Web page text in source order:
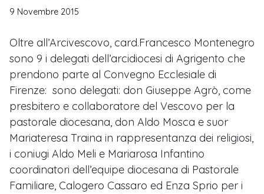
9 Novembre 2015
Oltre all’Arcivescovo, card.Francesco Montenegro
sono 9 i delegati dell’arcidiocesi di Agrigento che
prendono parte al Convegno Ecclesiale di
Firenze: sono delegati: don Giuseppe Agrò, come
presbitero e collaboratore del Vescovo per la
pastorale diocesana, don Aldo Mosca e suor
Mariateresa Traina in rappresentanza dei religiosi,
i coniugi Aldo Meli e Mariarosa Infantino
coordinatori dell’equipe diocesana di Pastorale
Familiare, Calogero Cassaro ed Enza Sprio per i